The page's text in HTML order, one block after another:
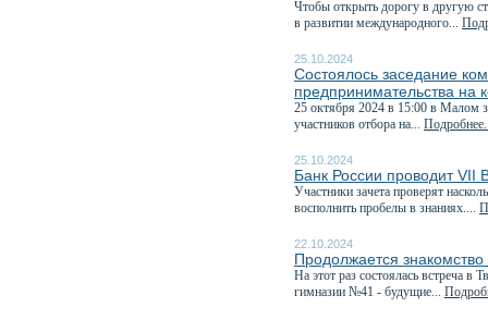
Чтобы открыть дорогу в другую
в развитии международного...
25.10.2024
Состоялось заседание
предпринимательства на
25 октября 2024 в 15:00 в Малом
участников отбора на...
25.10.2024
Банк России проводит VII
Участники зачета проверят
восполнить пробелы в знаниях....
22.10.2024
Продолжается
На этот раз состоялась встреча
гимназии №41 - будущие...